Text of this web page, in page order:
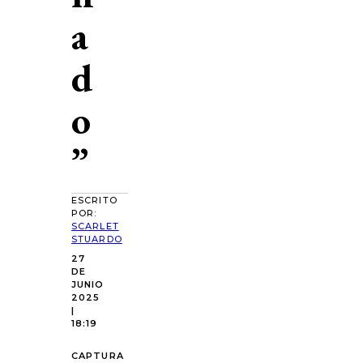
a
d
o
”
ESCRITO
POR:
SCARLET
STUARDO
27
DE
JUNIO
2025
|
18:19
CAPTURA